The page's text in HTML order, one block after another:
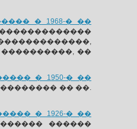
� 1968-� ��
��
� 1950-� ��
�� ��.
� 1926-� ��
������